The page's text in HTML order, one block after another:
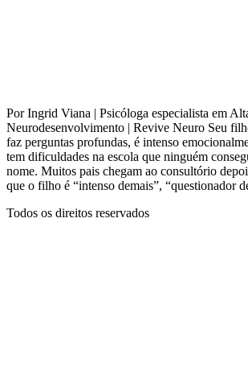
Por Ingrid Viana | Psicóloga especialista em
Neurodesenvolvimento | Revive Neuro Seu
faz perguntas profundas, é intenso
tem dificuldades na escola que ninguém
nome. Muitos pais chegam ao consultório
que o filho é “intenso demais”, “questionador
Todos os direitos reservados